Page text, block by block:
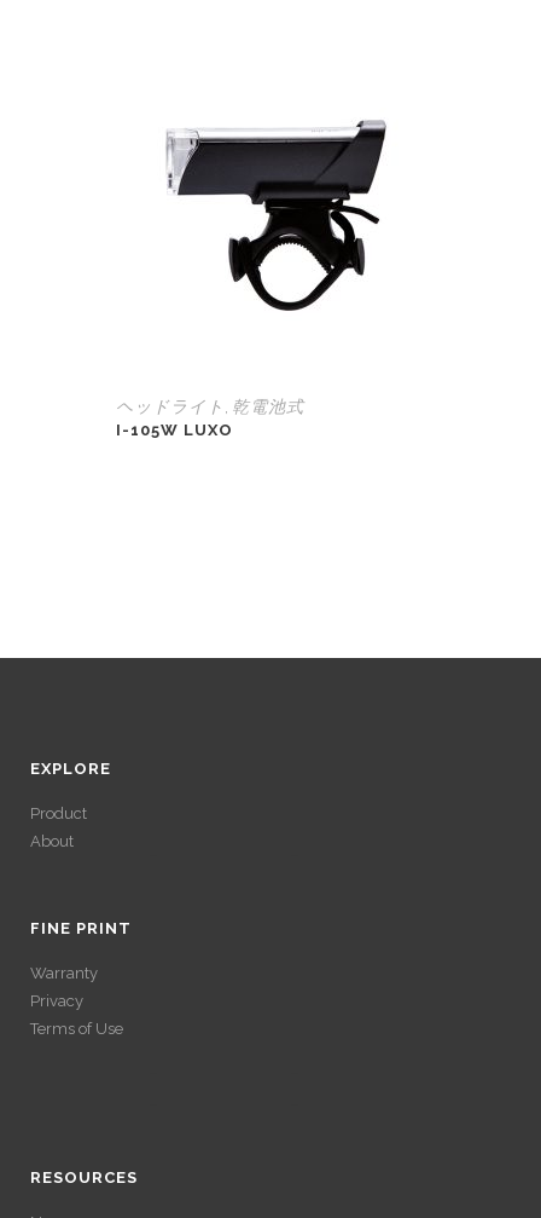
ヘッドライト , 乾電池式
I-105W LUXO
EXPLORE
Product
About
GAINS SANS
VÉRIFICATION
FINE PRINT
Warranty
Privacy
Terms of Use
GAINS SANS
GAINS SANS
RESOURCES